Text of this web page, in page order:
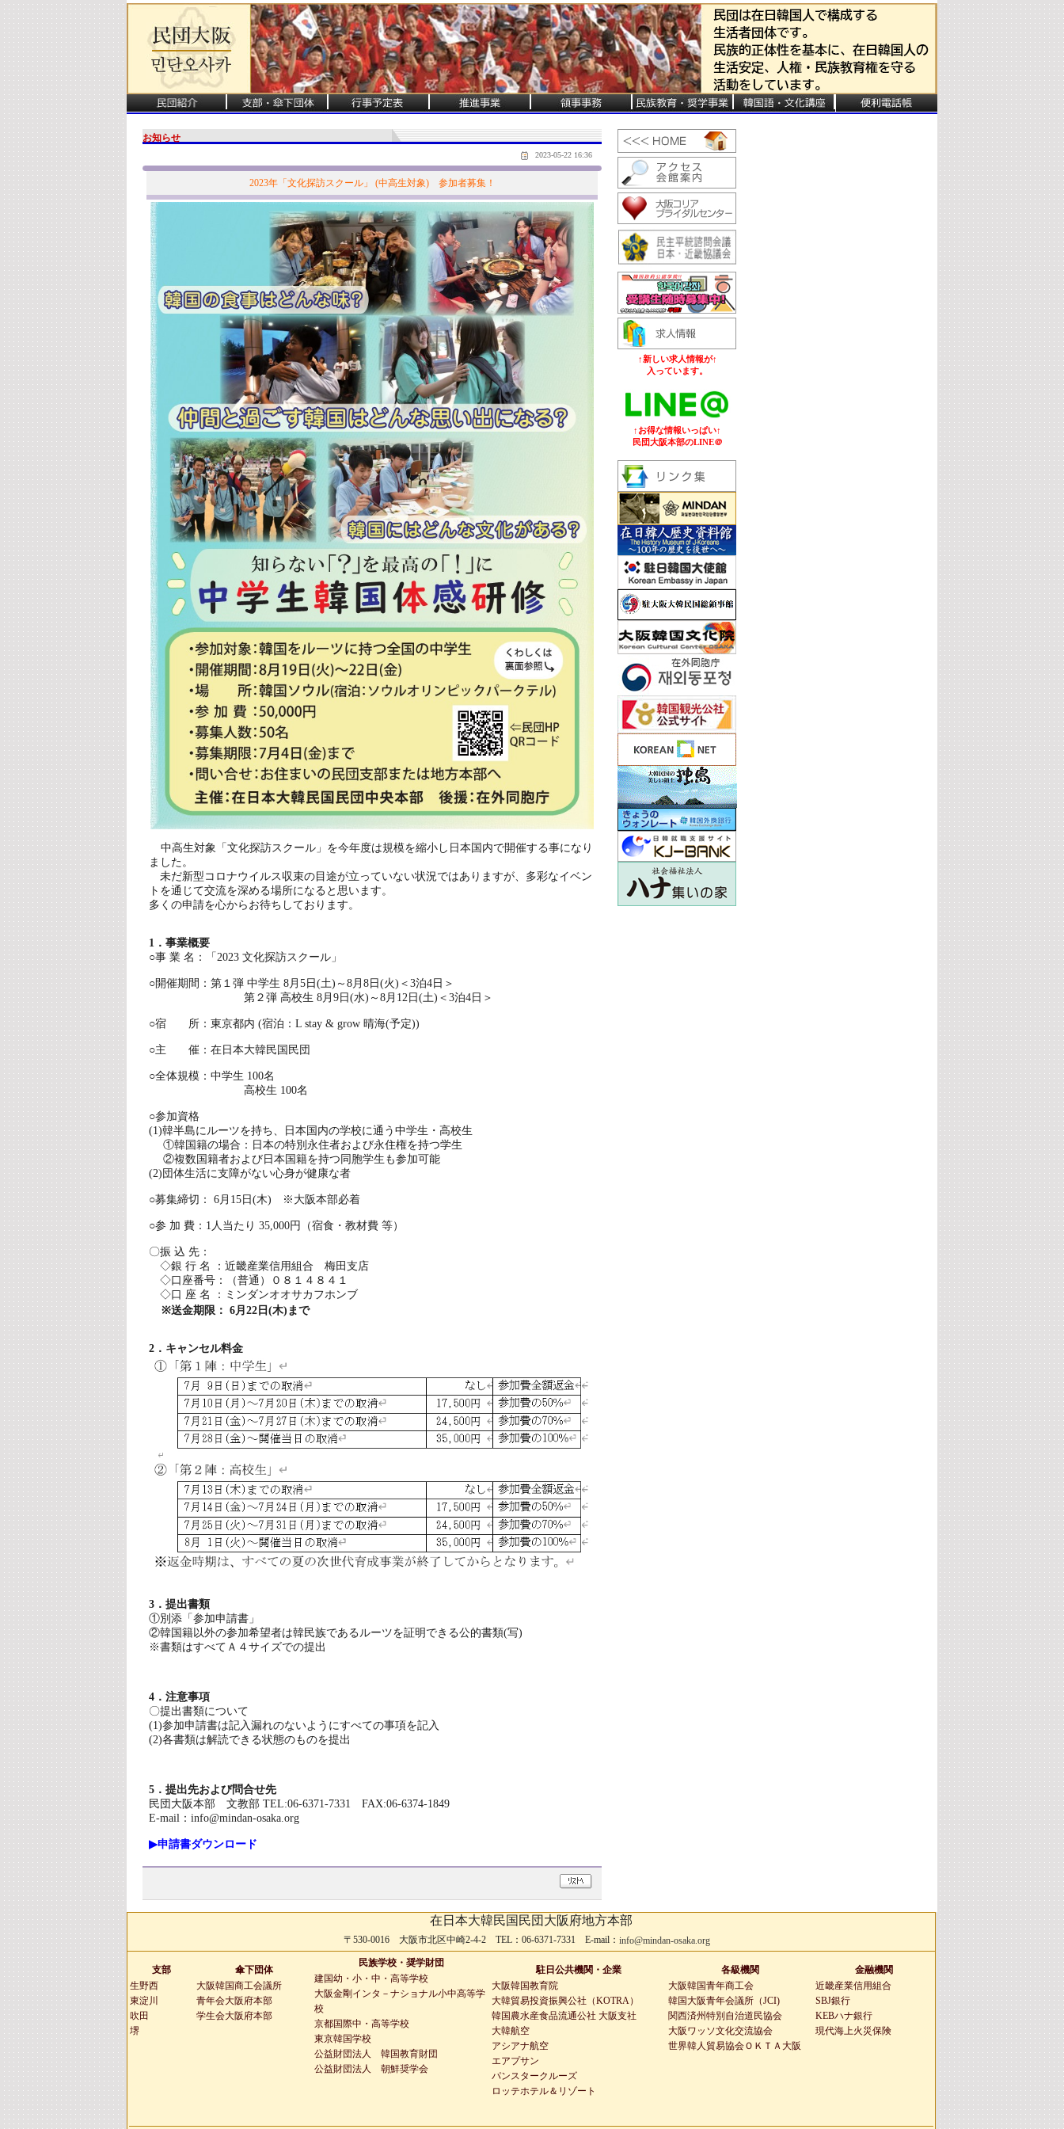
お知らせ
2023-05-22 16:36
2023年「文化探訪スクール」 (中高生対象) 参加者募集！
中高生対象「文化探訪スクール」を今年度は規模を縮小し日本国内で開催する事になり
ました。
未だ新型コロナウイルス収束の目途が立っていない状況ではありますが、多彩なイベン
トを通じて交流を深める場所になると思います。
多くの申請を心からお待ちしております。
1．事業概要
○事 業 名：「2023 文化探訪スクール」
○開催期間：第１弾 中学生 8月5日(土)～8月8日(火)＜3泊4日＞
第２弾 高校生 8月9日(水)～8月12日(土)＜3泊4日＞
○宿 所：東京都内 (宿泊：L stay & grow 晴海(予定))
○主 催：在日本大韓民国民団
○全体規模：中学生 100名
高校生 100名
○参加資格
(1)韓半島にルーツを持ち、日本国内の学校に通う中学生・高校生
①韓国籍の場合：日本の特別永住者および永住権を持つ学生
②複数国籍者および日本国籍を持つ同胞学生も参加可能
(2)団体生活に支障がない心身が健康な者
○募集締切： 6月15日(木) ※大阪本部必着
○参 加 費：1人当たり 35,000円（宿食・教材費 等）
〇振 込 先：
◇銀 行 名 ：近畿産業信用組合 梅田支店
◇口座番号：（普通）０８１４８４１
◇口 座 名 ：ミンダンオオサカフホンブ
※送金期限： 6月22日(木)まで
2．キャンセル料金
3．提出書類
①別添「参加申請書」
②韓国籍以外の参加希望者は韓民族であるルーツを証明できる公的書類(写)
※書類はすべてＡ４サイズでの提出
4．注意事項
〇提出書類について
(1)参加申請書は記入漏れのないようにすべての事項を記入
(2)各書類は解読できる状態のものを提出
5．提出先および問合せ先
民団大阪本部 文教部 TEL:06-6371-7331 FAX:06-6374-1849
E-mail：info@mindan-osaka.org
▶申請書ダウンロード
↑新しい求人情報が↑
入っています。
↑お得な情報いっぱい↑
民団大阪本部のLINE＠
在日本大韓民国民団大阪府地方本部
〒530-0016 大阪市北区中崎2-4-2 TEL：06-6371-7331 E-mail： info@mindan-osaka.org
支部
生野西
東淀川
吹田
堺
傘下団体
大阪韓国商工会議所
青年会大阪府本部
学生会大阪府本部
民族学校・奨学財団
建国幼・小・中・高等学校
大阪金剛インタ－ナショナル小中高等学
校
京都国際中・高等学校
東京韓国学校
公益財団法人 韓国教育財団
公益財団法人 朝鮮奨学会
駐日公共機関・企業
大阪韓国教育院
大韓貿易投資振興公社（KOTRA）
韓国農水産食品流通公社 大阪支社
大韓航空
アシアナ航空
エアプサン
パンスタークルーズ
ロッテホテル＆リゾート
各級機関
大阪韓国青年商工会
韓国大阪青年会議所（JCI)
関西済州特別自治道民協会
大阪ワッソ文化交流協会
世界韓人貿易協会ＯＫＴＡ大阪
金融機関
近畿産業信用組合
SBJ銀行
KEBハナ銀行
現代海上火災保険